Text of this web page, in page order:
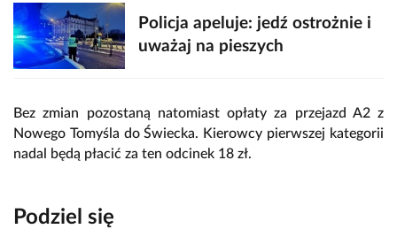
Policja apeluje: jedź ostrożnie i
uważaj na pieszych
Bez zmian pozostaną natomiast opłaty za przejazd A2 z
Nowego Tomyśla do Świecka. Kierowcy pierwszej kategorii
nadal będą płacić za ten odcinek 18 zł.
Podziel się